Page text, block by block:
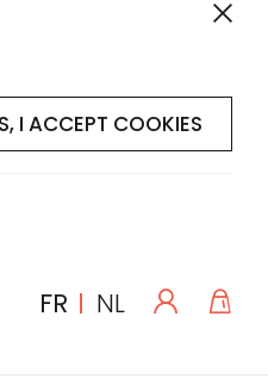
I ACCEPT COOKIES
LANGUE
FR NL